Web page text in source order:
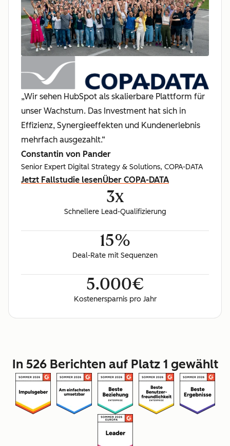
„Wir sehen HubSpot als skalierbare Plattform für
unser Wachstum. Das Investment hat sich in
Effizienz, Synergieeffekten und Kundenerlebnis
mehrfach ausgezahlt.“
Constantin von Pander
Senior Expert Digital Strategy & Solutions, COPA-DATA
Jetzt Fallstudie lesenÜber COPA-DATA
3x
Schnellere Lead-Qualifizierung
15%
Deal-Rate mit Sequenzen
5.000€
Kostenersparnis pro Jahr
In 526 Berichten auf Platz 1 gewählt